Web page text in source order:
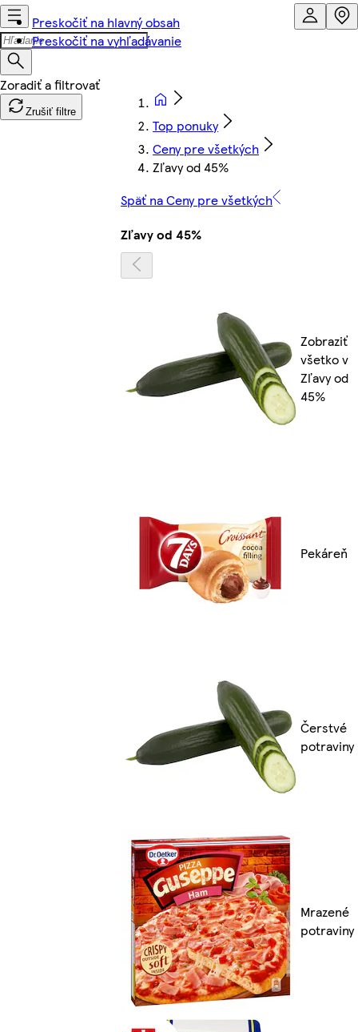
Preskočiť na hlavný obsah
Preskočiť na vyhľadávanie
Zrušiť filtre
Top ponuky
Ceny pre všetkých
Zľavy od 45%
Späť na Ceny pre všetkých
Zľavy od 45%
Zobraziť
všetko v
Zľavy od
45%
Pekáreň
Čerstvé
potraviny
Mrazené
potraviny